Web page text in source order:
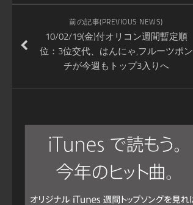
前の記事(PREVIOUS NEWS)
10/02/19(金)付オリコン週間暫定順
位：3位交代、はんにゃ,フルーツポン
チが今週もトップ3入りへ